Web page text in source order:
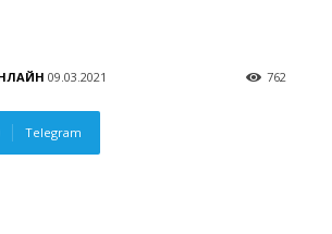
09.03.2021 762
Telegram